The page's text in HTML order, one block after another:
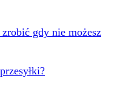
gdy nie możesz